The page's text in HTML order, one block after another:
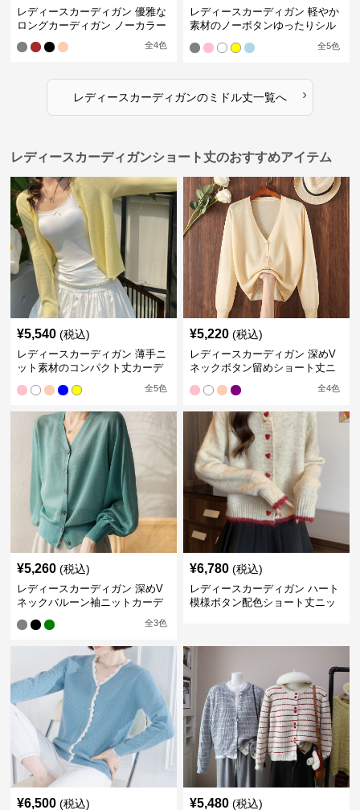
レディースカーディガン 優雅な
ロングカーディガン ノーカラー
全4色
レディースカーディガン 軽やか
素材のノーボタンゆったりシル
全5色
レディースカーディガンのミドル丈一覧へ ›
レディースカーディガンショート丈のおすすめアイテム
¥5,540 (税込)
レディースカーディガン 薄手ニ
ット素材のコンパクト丈カーデ
全5色
¥5,220 (税込)
レディースカーディガン 深めV
ネックボタン留めショート丈ニ
全4色
¥5,260 (税込)
レディースカーディガン 深めV
ネックバルーン袖ニットカーデ
全3色
¥6,780 (税込)
レディースカーディガン ハート
模様ボタン配色ショート丈ニッ
¥6,500 (税込) ¥5,480 (税込)